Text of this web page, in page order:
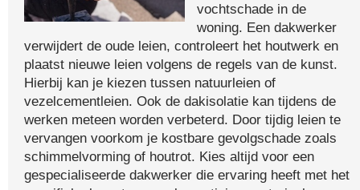
vochtschade in de
woning. Een dakwerker
verwijdert de oude leien, controleert het houtwerk en
plaatst nieuwe leien volgens de regels van de kunst.
Hierbij kan je kiezen tussen natuurleien of
vezelcementleien. Ook de dakisolatie kan tijdens de
werken meteen worden verbeterd. Door tijdig leien te
vervangen voorkom je kostbare gevolgschade zoals
schimmelvorming of houtrot. Kies altijd voor een
gespecialiseerde dakwerker die ervaring heeft met het